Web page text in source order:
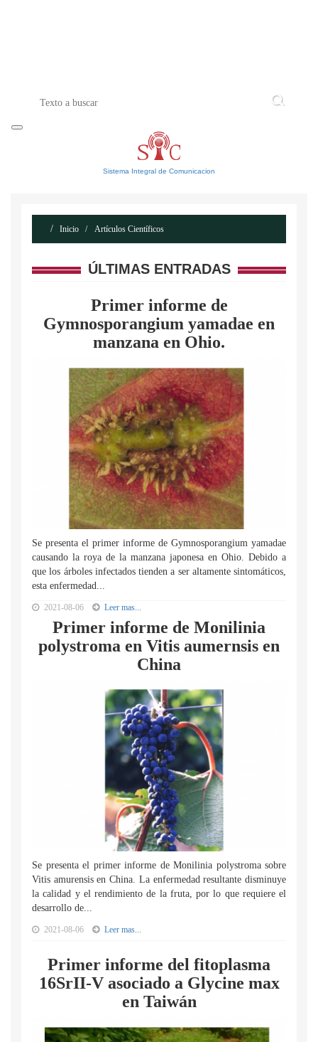
Sistema Integral de Comunicacion
Inicio Artículos Científicos
ÚLTIMAS ENTRADAS
Primer informe de
Gymnosporangium yamadae en
manzana en Ohio.
Se presenta el primer informe de Gymnosporangium yamadae
causando la roya de la manzana japonesa en Ohio. Debido a
que los árboles infectados tienden a ser altamente sintomáticos,
esta enfermedad...
2021-08-06 Leer mas...
Primer informe de Monilinia
polystroma en Vitis aumernsis en
China
Se presenta el primer informe de Monilinia polystroma sobre
Vitis amurensis en China. La enfermedad resultante disminuye
la calidad y el rendimiento de la fruta, por lo que requiere el
desarrollo de...
2021-08-06 Leer mas...
Primer informe del fitoplasma
16SrII-V asociado a Glycine max
en Taiwán